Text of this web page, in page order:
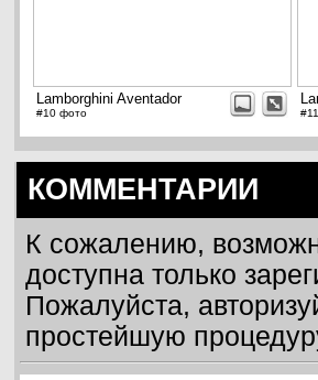
Lamborghini Aventador
#10 фото
КОММЕНТАРИИ
К сожалению,
доступна только
Пожалуйста,
простейшую